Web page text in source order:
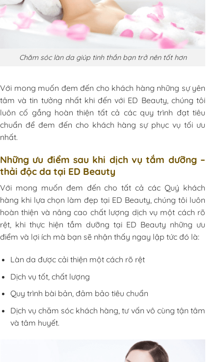
Chăm sóc làn da giúp tinh thần bạn trở nên tốt hơn
Với mong muốn đem đến cho khách hàng những sự yên
tâm và tin tưởng nhất khi đến với ED Beauty, chúng tôi
luôn cố gắng hoàn thiện tất cả các quy trình đạt tiêu
chuẩn để đem đến cho khách hàng sự phục vụ tối ưu
nhất.
Những ưu điểm sau khi dịch vụ tắm dưỡng –
thải độc da tại ED Beauty
Với mong muốn đem đến cho tất cả các Quý khách
hàng khi lựa chọn làm đẹp tại ED Beauty, chúng tôi luôn
hoàn thiện và nâng cao chất lượng dịch vụ một cách rõ
rệt, khi thực hiện tắm dưỡng tại ED Beauty những ưu
điểm và lợi ích mà bạn sẽ nhận thấy ngay lập tức đó là:
Làn da được cải thiện một cách rõ rệt
Dịch vụ tốt, chất lượng
Quy trình bài bản, đảm bảo tiêu chuẩn
Dịch vụ chăm sóc khách hàng, tư vấn vô cùng tận tâm
và tâm huyết.